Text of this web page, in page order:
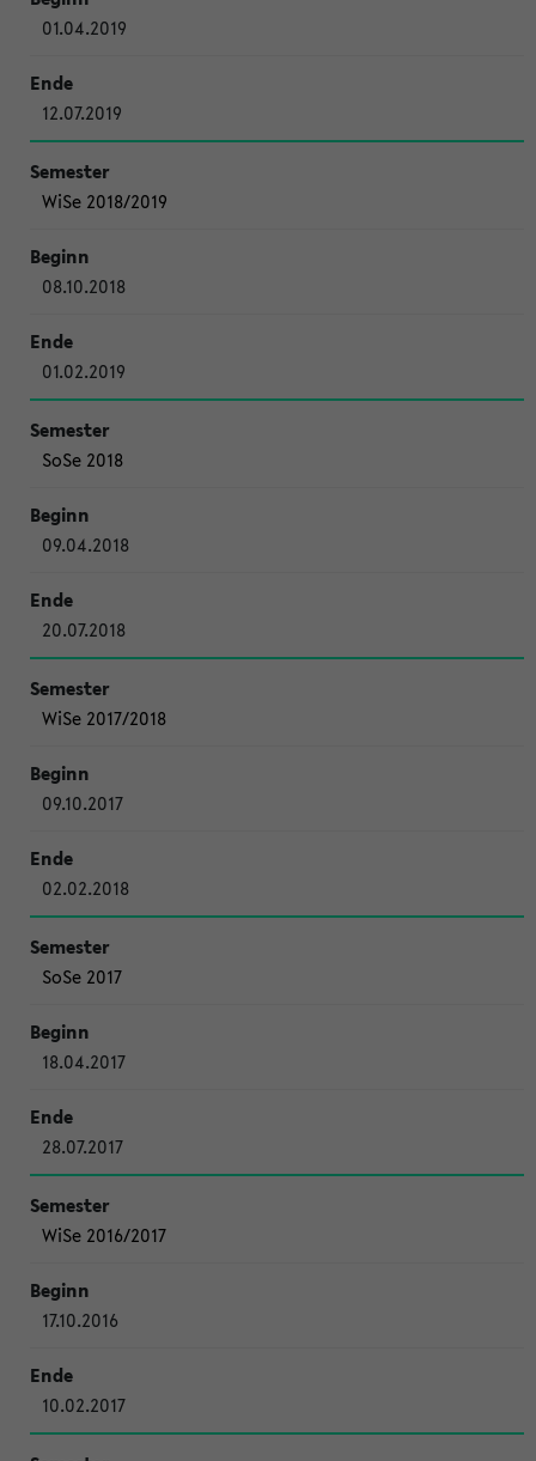
01.04.2019
12.07.2019
WiSe 2018/2019
08.10.2018
01.02.2019
SoSe 2018
09.04.2018
20.07.2018
WiSe 2017/2018
09.10.2017
02.02.2018
SoSe 2017
18.04.2017
28.07.2017
WiSe 2016/2017
17.10.2016
10.02.2017